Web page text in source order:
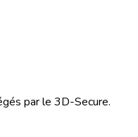
par le 3D-Secure.